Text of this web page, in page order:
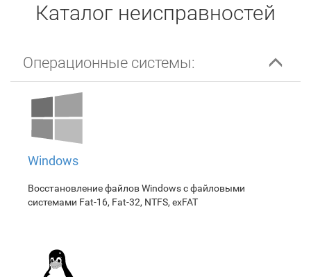
Каталог неисправностей
Операционные системы:
Windows
Восстановление файлов Windows с файловыми
системами Fat-16, Fat-32, NTFS, exFAT